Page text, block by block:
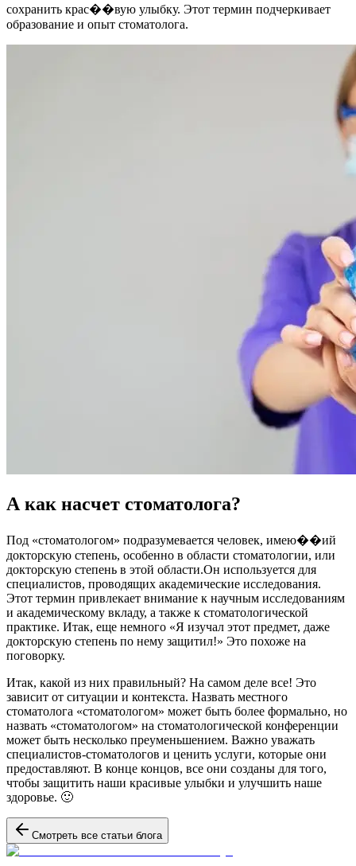
сохранить крас��вую улыбку. Этот термин подчеркивает
образование и опыт стоматолога.
А как насчет стоматолога?
Под «стоматологом» подразумевается человек, имею��ий
докторскую степень, особенно в области стоматологии, или
докторскую степень в этой области.Он используется для
специалистов, проводящих академические исследования.
Этот термин привлекает внимание к научным исследованиям
и академическому вкладу, а также к стоматологической
практике. Итак, еще немного «Я изучал этот предмет, даже
докторскую степень по нему защитил!» Это похоже на
поговорку.
Итак, какой из них правильный? На самом деле все! Это
зависит от ситуации и контекста. Назвать местного
стоматолога «стоматологом» может быть более формально, но
назвать «стоматологом» на стоматологической конференции
может быть несколько преуменьшением. Важно уважать
специалистов-стоматологов и ценить услуги, которые они
предоставляют. В конце концов, все они созданы для того,
чтобы защитить наши красивые улыбки и улучшить наше
здоровье. 🙂
Смотреть все статьи блога